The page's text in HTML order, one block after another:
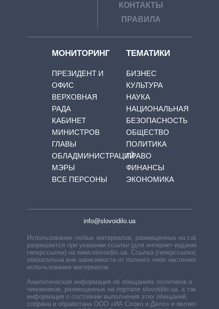
КОНТАКТЫ
ПРАВИЛА
МОНИТОРИНГ
ПРЕЗИДЕНТ И
ОФИС
ВЕРХОВНАЯ
РАДА
КАБИНЕТ
МИНИСТРОВ
ГЛАВЫ
ОБЛАДМИНИСТРАЦИЙ
МЭРЫ
ВСЕ ПЕРСОНЫ
ТЕМАТИКИ
БИЗНЕС
КУЛЬТУРА
НАУКА
НАЦИОНАЛЬНАЯ
БЕЗОПАСНОСТЬ
ОБЩЕСТВО
ПОЛИТИКА
ПРАВО
ФИНАНСЫ
ЭКОНОМИКА
info@slovoidilo.ua
Использование любых материалов, размещённых на сайте,
разрешается при указании ссылки (для интернет-изданий —
гиперссылки) на www.slovoidilo.ua. Ссылка (гиперссылка)
обязательна вне зависимости от полного либо частичного
использования материалов.
Аналитическая информация об обещаниях политиков и
чиновников, размещенных на портале slovoidilo.ua, а также
информация о состоянии выполнения этих обещаний,
собрана и обработана ООО «ИА Слово и Дело» и является